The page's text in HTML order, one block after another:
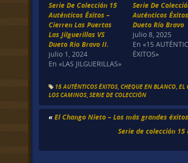
Serie De Colección 15
Auténticos Éxitos –
Cierren Las Puertas
Las Jilguerillas VS
Dueto Rio Bravo II.
julio 1, 2024
En «LAS JILGUERILLAS»
Serie De
Auténticos
Dueto Río Bravo
julio 8, 2025
En «15
ÉXITOS»
15 AUTÉNTICOS ÉXITOS,CHEQUE EN BLANCO ,EL
LOS CAMINOS,SERIE DE COLECCIÓN
«El Chango Nieto – Los más grandes
Serie de colección